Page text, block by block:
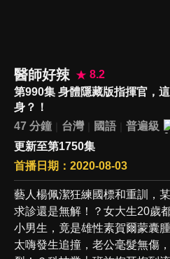
醫師好辣
8.2
第990集 身體隱藏版指揮官，
身？！
47 分鐘
台灣 國語
普遍級
更新至第1750集
首播日期：2020-08-03
藝人楊佩潔狂練國標和重訓，
求診還是無解！？女大生20歲
小男生，竟是雄性素賀爾蒙囊
太嗨發生追撞，老公毫髮無傷